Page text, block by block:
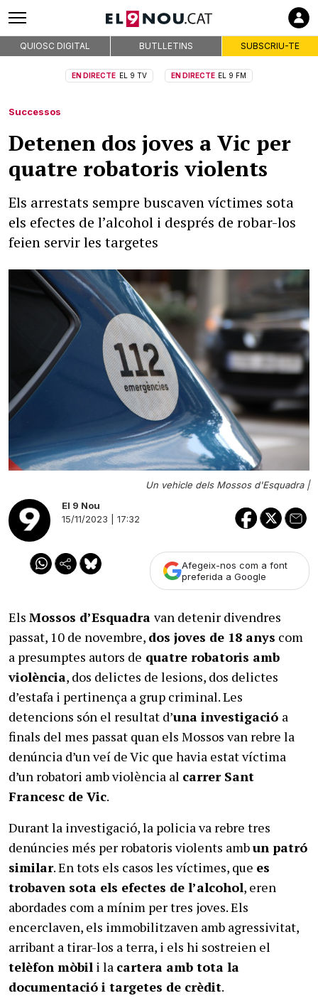
QUIOSC DIGITAL BUTLLETINS SUBSCRIU-TE
EN DIRECTE EL 9 TV EN DIRECTE EL 9 FM
Successos
Detenen dos joves a Vic per
quatre robatoris violents
Els arrestats sempre buscaven víctimes sota
els efectes de l’alcohol i després de robar-los
feien servir les targetes
Un vehicle dels Mossos d'Esquadra |
El 9 Nou
15/11/2023 | 17:32
Afegeix-nos com a font
preferida a Google
Els Mossos d’Esquadra van detenir divendres
passat, 10 de novembre, dos joves de 18 anys com
a presumptes autors de quatre robatoris amb
violència, dos delictes de lesions, dos delictes
d’estafa i pertinença a grup criminal. Les
detencions són el resultat d’una investigació a
finals del mes passat quan els Mossos van rebre la
denúncia d’un veí de Vic que havia estat víctima
d’un robatori amb violència al carrer Sant
Francesc de Vic.
Durant la investigació, la policia va rebre tres
denúncies més per robatoris violents ambun patró
similar. En tots els casos les víctimes, que es
trobaven sota els efectes de l’alcohol, eren
abordades com a mínim per tres joves. Els
encerclaven, els immobilitzaven amb agressivitat,
arribant a tirar-los a terra, i els hi sostreien el
telèfon mòbil i la cartera amb tota la
documentació i targetes de crèdit.